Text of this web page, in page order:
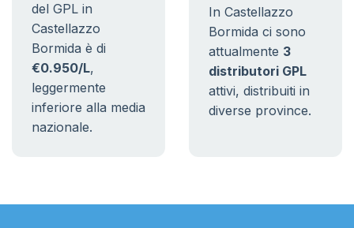
del GPL in
Castellazzo
Bormida è di
€0.950/L,
leggermente
inferiore alla media
nazionale.
In Castellazzo
Bormida ci sono
attualmente 3
distributori GPL
attivi, distribuiti in
diverse province.